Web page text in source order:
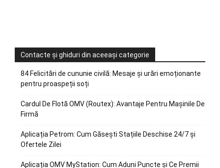
Contacte și ghiduri din aceeași categorie
84 Felicitări de cununie civilă: Mesaje și urări emoționante
pentru proaspeții soți
Cardul De Flotă OMV (Routex): Avantaje Pentru Mașinile De
Firmă
Aplicația Petrom: Cum Găsești Stațiile Deschise 24/7 și
Ofertele Zilei
Aplicația OMV MyStation: Cum Aduni Puncte și Ce Premii